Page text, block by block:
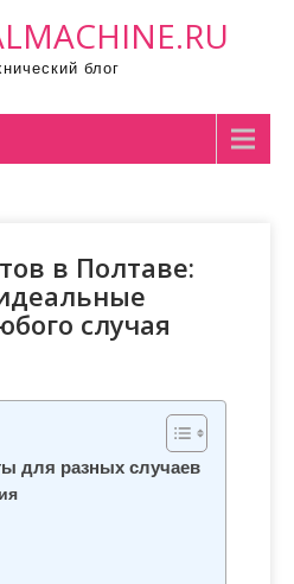
блог
в Полтаве:
случая
для разных случаев